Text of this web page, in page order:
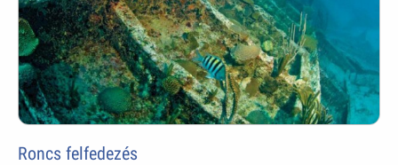
Roncs felfedezés